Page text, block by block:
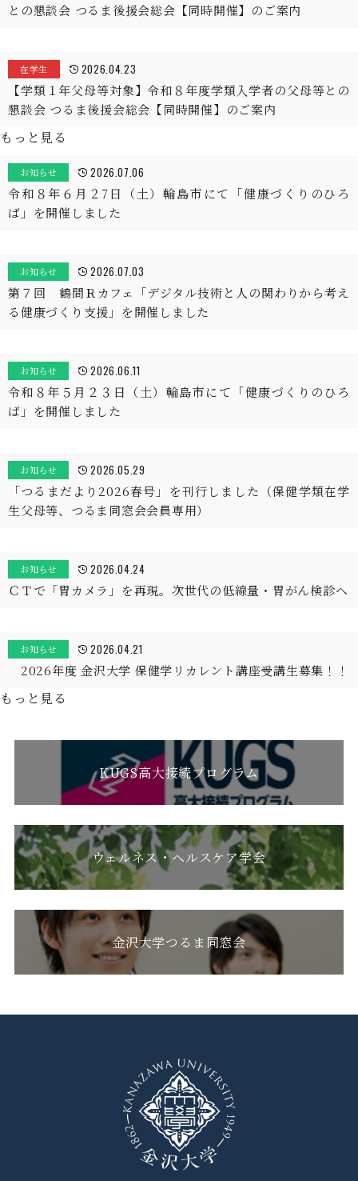
との懇談会 つるま後援会総会【同時開催】のご案内
在学生 2026.04.23
【学類１年父母等対象】令和８年度学類入学者の父母等との
懇談会 つるま後援会総会【同時開催】のご案内
もっと見る
お知らせ 2026.07.06
令和８年６月２7日（土）輪島市にて「健康づくりのひろ
ば」を開催しました
お知らせ 2026.07.03
第７回 鶴間Ｒカフェ「デジタル技術と人の関わりから考え
る健康づくり支援」を開催しました
お知らせ 2026.06.11
令和８年５月２３日（土）輪島市にて「健康づくりのひろ
ば」を開催しました
お知らせ 2026.05.29
「つるまだより2026春号」を刊行しました（保健学類在学
生父母等、つるま同窓会会員専用）
お知らせ 2026.04.24
ＣＴで「胃カメラ」を再現。次世代の低線量・胃がん検診へ
お知らせ 2026.04.21
2026年度 金沢大学 保健学リカレント講座受講生募集！！
もっと見る
KUGS高大接続プログラム
ウェルネス・ヘルスケア学会
金沢大学つるま同窓会